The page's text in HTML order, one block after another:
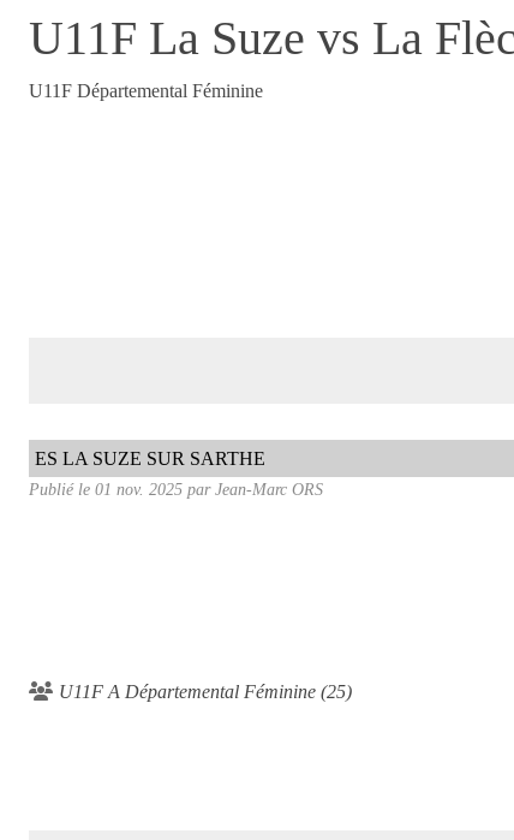
U11F La Suze vs La
U11F Départemental Féminine
ES LA SUZE SUR SARTHE
Publié le 01 nov. 2025 par Jean-Marc ORS
U11F A Départemental Féminine (25)